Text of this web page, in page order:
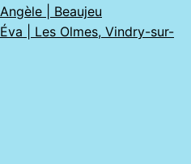
| Beaujeu
| Les Olmes, Vindry-sur-